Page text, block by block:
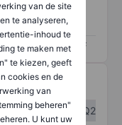
van de site
te analyseren,
inhoud te
te maken met
te kiezen, geeft
cookies en de
van
beheren"
U kunt uw
Q1
Q2